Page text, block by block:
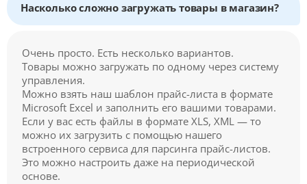
Насколько сложно загружать товары в магазин?
Очень просто. Есть несколько вариантов.
Товары можно загружать по одному через систему
управления.
Можно взять наш шаблон прайс-листа в формате
Microsoft Excel и заполнить его вашими товарами.
Если у вас есть файлы в формате XLS, XML — то
можно их загрузить с помощью нашего
встроенного сервиса для парсинга прайс-листов.
Это можно настроить даже на периодической
основе.